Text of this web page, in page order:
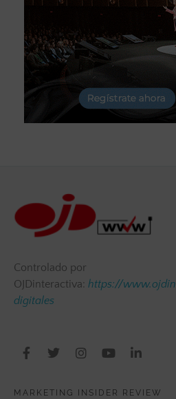
Controlado por
OJDinteractiva: https://
digitales
MARKETING INSIDER REVIEW